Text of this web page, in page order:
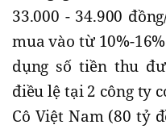
33.000 - 34.900
mua vào từ 10%-
dụng số tiền thu
điều lệ tại 2 công ty
Cô Việt Nam (80 tỷ